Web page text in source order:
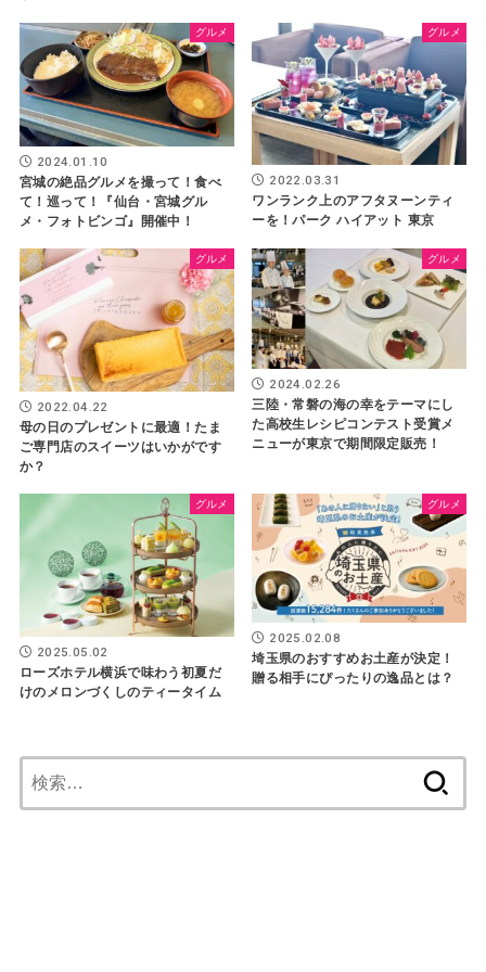
グルメ
2024.01.10
宮城の絶品グルメを撮って！食べ
て！巡って！『仙台・宮城グル
メ・フォトビンゴ』開催中！
グルメ
2022.03.31
ワンランク上のアフタヌーンティ
ーを！パーク ハイアット 東京
グルメ
2022.04.22
母の日のプレゼントに最適！たま
ご専門店のスイーツはいかがです
か？
グルメ
2024.02.26
三陸・常磐の海の幸をテーマにし
た高校生レシピコンテスト受賞メ
ニューが東京で期間限定販売！
グルメ
2025.05.02
ローズホテル横浜で味わう初夏だ
けのメロンづくしのティータイム
グルメ
2025.02.08
埼玉県のおすすめお土産が決定！
贈る相手にぴったりの逸品とは？
索: